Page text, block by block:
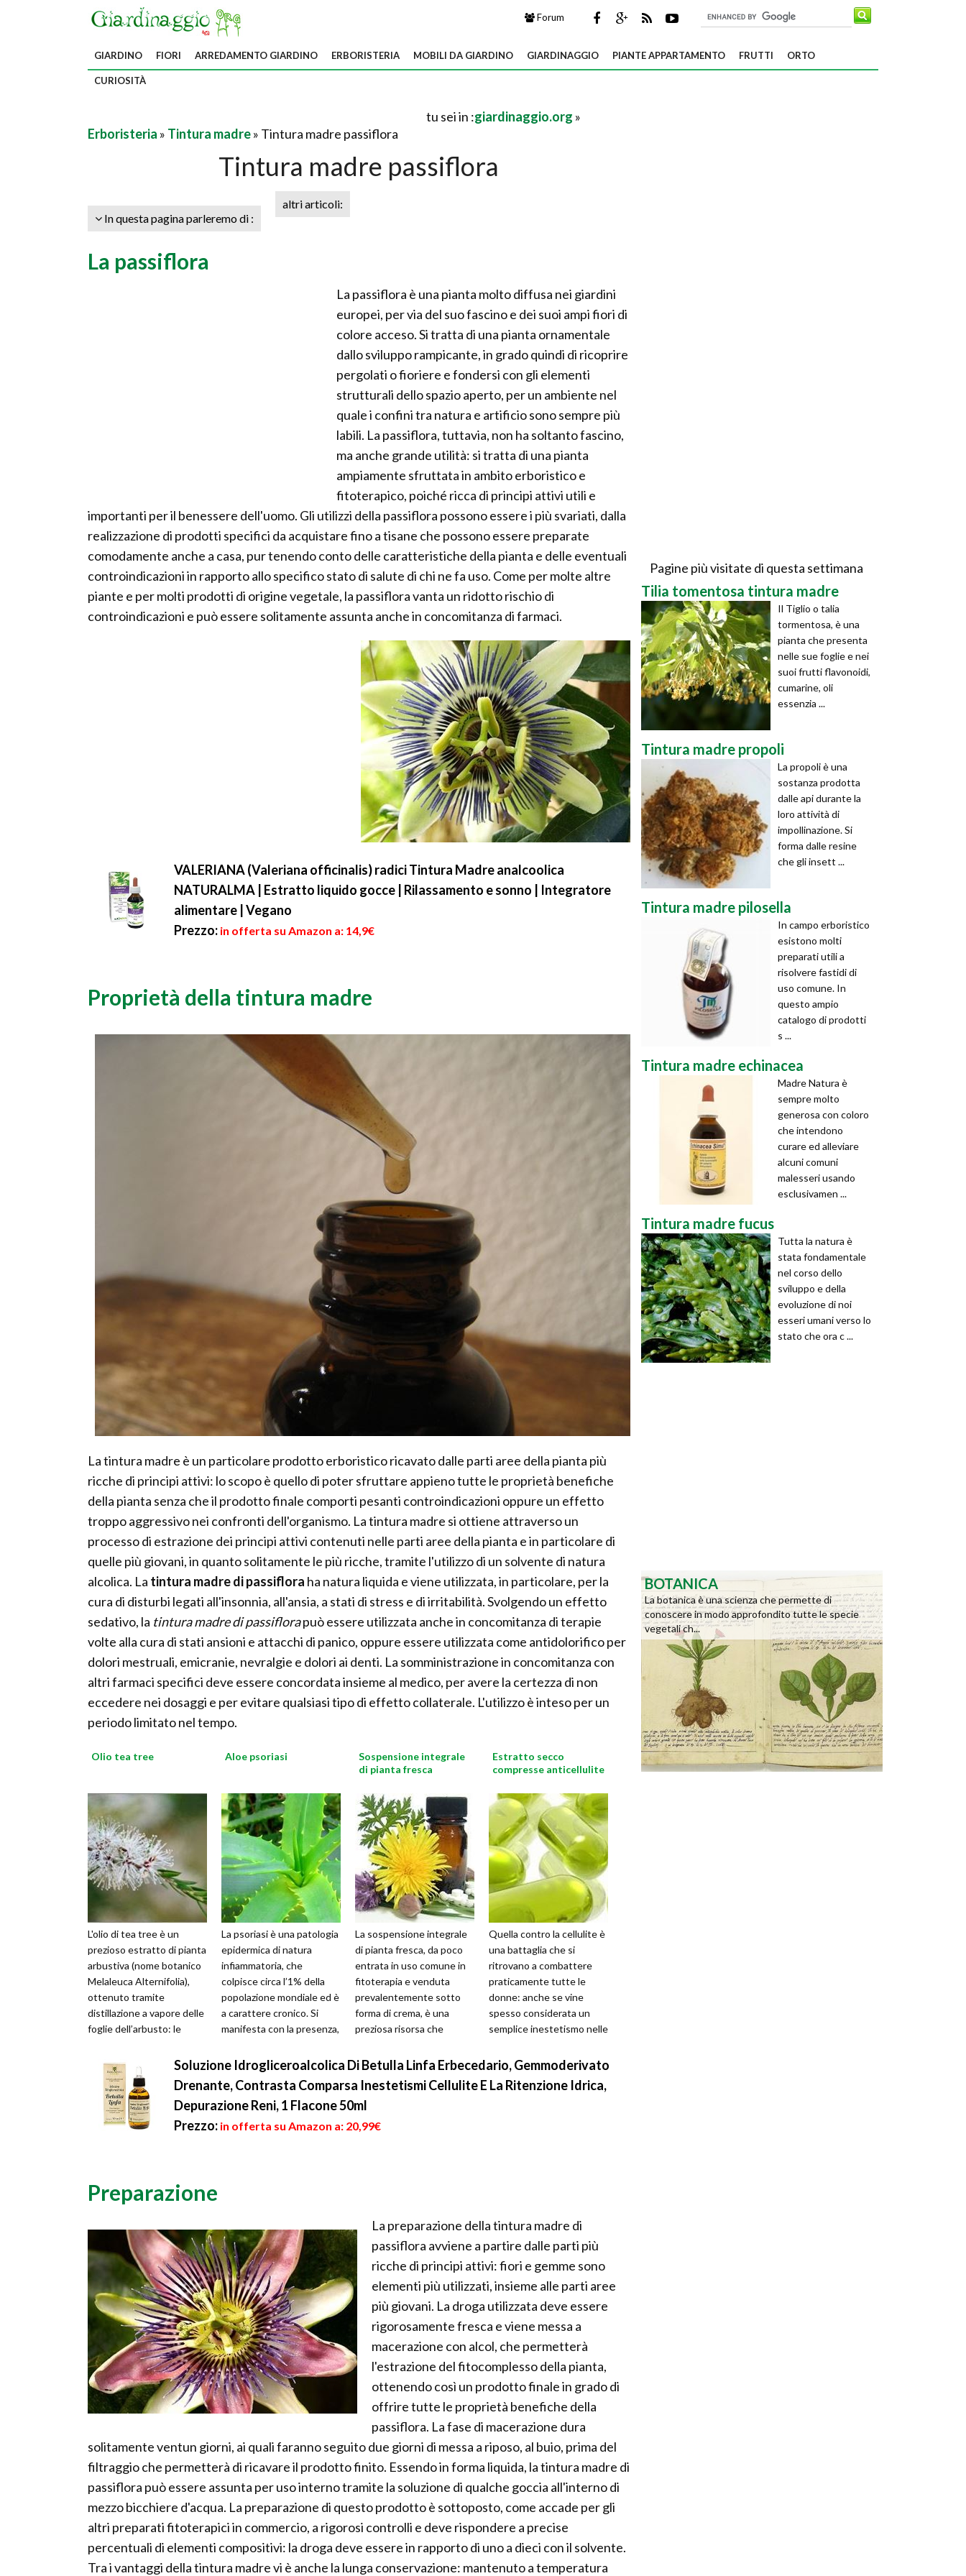
Forum
GIARDINO FIORI ARREDAMENTO GIARDINO ERBORISTERIA MOBILI DA GIARDINO GIARDINAGGIO PIANTE APPARTAMENTO FRUTTI ORTO
CURIOSITÀ
tu sei in :giardinaggio.org »
Erboristeria » Tintura madre» Tintura madre passiflora
Tintura madre passiflora
In questa pagina parleremo di :
altri articoli:
La passiflora
La passiflora è una pianta molto diffusa nei giardini
europei, per via del suo fascino e dei suoi ampi fiori di
colore acceso. Si tratta di una pianta ornamentale
dallo sviluppo rampicante, in grado quindi di ricoprire
pergolati o fioriere e fondersi con gli elementi
strutturali dello spazio aperto, per un ambiente nel
quale i confini tra natura e artificio sono sempre più
labili. La passiflora, tuttavia, non ha soltanto fascino,
ma anche grande utilità: si tratta di una pianta
ampiamente sfruttata in ambito erboristico e
fitoterapico, poiché ricca di principi attivi utili e
importanti per il benessere dell'uomo. Gli utilizzi della passiflora possono essere i più svariati, dalla
realizzazione di prodotti specifici da acquistare fino a tisane che possono essere preparate
comodamente anche a casa, pur tenendo conto delle caratteristiche della pianta e delle eventuali
controindicazioni in rapporto allo specifico stato di salute di chi ne fa uso. Come per molte altre
piante e per molti prodotti di origine vegetale, la passiflora vanta un ridotto rischio di
controindicazioni e può essere solitamente assunta anche in concomitanza di farmaci.
VALERIANA (Valeriana officinalis) radici Tintura Madre analcoolica
NATURALMA | Estratto liquido gocce | Rilassamento e sonno | Integratore
alimentare | Vegano
Prezzo: in offerta su Amazon a: 14,9€
Proprietà della tintura madre
La tintura madre è un particolare prodotto erboristico ricavato dalle parti aree della pianta più
ricche di principi attivi: lo scopo è quello di poter sfruttare appieno tutte le proprietà benefiche
della pianta senza che il prodotto finale comporti pesanti controindicazioni oppure un effetto
troppo aggressivo nei confronti dell'organismo. La tintura madre si ottiene attraverso un
processo di estrazione dei principi attivi contenuti nelle parti aree della pianta e in particolare di
quelle più giovani, in quanto solitamente le più ricche, tramite l'utilizzo di un solvente di natura
alcolica. La tintura madre di passiflora ha natura liquida e viene utilizzata, in particolare, per la
cura di disturbi legati all'insonnia, all'ansia, a stati di stress e di irritabilità. Svolgendo un effetto
sedativo, la tintura madre di passiflorapuò essere utilizzata anche in concomitanza di terapie
volte alla cura di stati ansioni e attacchi di panico, oppure essere utilizzata come antidolorifico per
dolori mestruali, emicranie, nevralgie e dolori ai denti. La somministrazione in concomitanza con
altri farmaci specifici deve essere concordata insieme al medico, per avere la certezza di non
eccedere nei dosaggi e per evitare qualsiasi tipo di effetto collaterale. L'utilizzo è inteso per un
periodo limitato nel tempo.
Olio tea tree
L'olio di tea tree è un
prezioso estratto di pianta
arbustiva (nome botanico
Melaleuca Alternifolia),
ottenuto tramite
distillazione a vapore delle
foglie dell’arbusto: le
dis...
Aloe psoriasi
La psoriasi è una patologia
epidermica di natura
infiammatoria, che
colpisce circa l’1% della
popolazione mondiale ed è
a carattere cronico. Si
manifesta con la presenza,
mac...
Sospensione integrale
di pianta fresca
La sospensione integrale
di pianta fresca, da poco
entrata in uso comune in
fitoterapia e venduta
prevalentemente sotto
forma di crema, è una
preziosa risorsa che
massimo tutt...
Estratto secco
compresse anticellulite
Quella contro la cellulite è
una battaglia che si
ritrovano a combattere
praticamente tutte le
donne: anche se vine
spesso considerata un
semplice inestetismo nelle
di un ...
Soluzione Idrogliceroalcolica Di Betulla Linfa Erbecedario, Gemmoderivato
Drenante, Contrasta Comparsa Inestetismi Cellulite E La Ritenzione Idrica,
Depurazione Reni, 1 Flacone 50ml
Prezzo: in offerta su Amazon a: 20,99€
Preparazione
La preparazione della tintura madre di
passiflora avviene a partire dalle parti più
ricche di principi attivi: fiori e gemme sono
elementi più utilizzati, insieme alle parti aree
più giovani. La droga utilizzata deve essere
rigorosamente fresca e viene messa a
macerazione con alcol, che permetterà
l'estrazione del fitocomplesso della pianta,
ottenendo così un prodotto finale in grado di
offrire tutte le proprietà benefiche della
passiflora. La fase di macerazione dura
solitamente ventun giorni, ai quali faranno seguito due giorni di messa a riposo, al buio, prima del
filtraggio che permetterà di ricavare il prodotto finito. Essendo in forma liquida, la tintura madre di
passiflora può essere assunta per uso interno tramite la soluzione di qualche goccia all'interno di
mezzo bicchiere d'acqua. La preparazione di questo prodotto è sottoposto, come accade per gli
altri preparati fitoterapici in commercio, a rigorosi controlli e deve rispondere a precise
percentuali di elementi compositivi: la droga deve essere in rapporto di uno a dieci con il solvente.
Tra i vantaggi della tintura madre vi è anche la lunga conservazione: mantenuto a temperatura
Pagine più visitate di questa settimana
Tilia tomentosa tintura madre
Il Tiglio o talia
tormentosa, è una
pianta che presenta
nelle sue foglie e nei
suoi frutti flavonoidi,
cumarine, oli
essenzia ...
Tintura madre propoli
La propoli è una
sostanza prodotta
dalle api durante la
loro attività di
impollinazione. Si
forma dalle resine
che gli insett ...
Tintura madre pilosella
In campo erboristico
esistono molti
preparati utili a
risolvere fastidi di
uso comune. In
questo ampio
catalogo di prodotti
s ...
Tintura madre echinacea
Madre Natura è
sempre molto
generosa con coloro
che intendono
curare ed alleviare
alcuni comuni
malesseri usando
esclusivamen ...
Tintura madre fucus
Tutta la natura è
stata fondamentale
nel corso dello
sviluppo e della
evoluzione di noi
esseri umani verso lo
stato che ora c ...
BOTANICA
La botanica è una scienza che permette di
conoscere in modo approfondito tutte le specie
vegetali ch...